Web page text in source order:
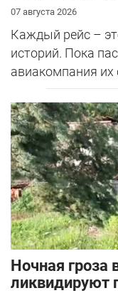
07 августа 2026
Каждый рейс –
историй. Пока
авиакомпания их
Ночная гроза
ликвидируют